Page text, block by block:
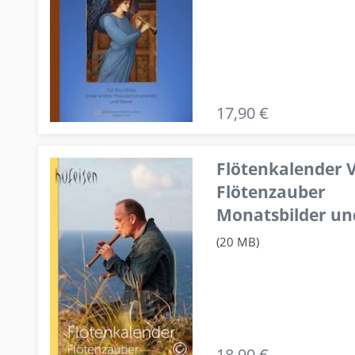
17,90 €
Flötenkalender
Flötenzauber
Monatsbilder
(20 MB)